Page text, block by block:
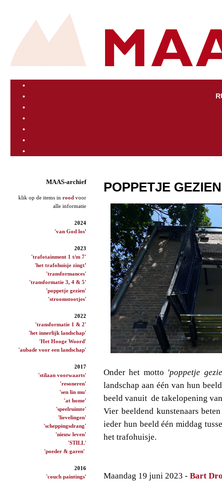
MAAS-archief
klik op de items in rood voor
alle informatie
2024
'van God los'
2023
'trafotainment 1 t/m 7'
'het trafohuisje zingt'
'transformances'
'transformatie 3, 4 & 5'
'poppetje gezien'
'stroomstootjes'
2022
'transformatie 1 & 2'
'het innerlijk landschap'
'Het Hooge Woord'
'aubade voor een landschap'
2017
'stilaan voorwaarts'
'resoneren'
'sen lin mu'
'at home'
'speelruimte'
'lievelingen'
'scheppingsdrang'
'nieuw leven'
'STILL'
'poeder & garen'
2016
'couch paintings'
POPPETJE
Onder het motto 'poppetje
landschap aan één van hun
beeld vanuit de takelopening
Vier beeldend kunstenaars
ieder hun beeld één middag
het trafohuisje.
Maandag 19 juni 2023 - Bart